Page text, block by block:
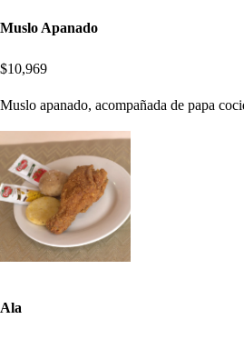
Muslo Apanado
$10,969
Muslo apanado, acompañada de papa
Ala